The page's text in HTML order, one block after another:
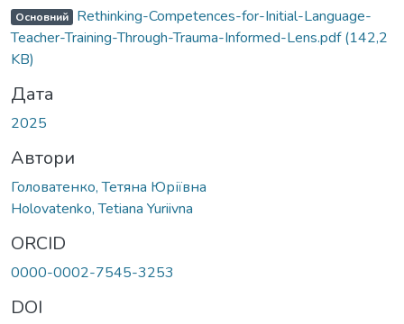
Основний Rethinking-Competences-for-Initial-Language-
Teacher-Training-Through-Trauma-Informed-Lens.pdf(142,2
KB)
Дата
2025
Автори
Головатенко, Тетяна Юріївна
Holovatenko, Tetiana Yuriivna
ORCID
0000-0002-7545-3253
DOI